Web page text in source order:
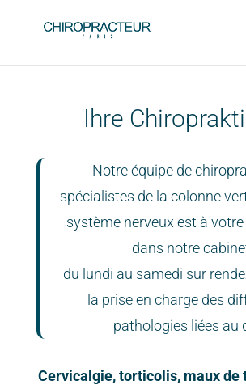
Ihre
Notre équipe de
spécialistes de la colonne
système nerveux est à
dans notre
du lundi au samedi sur
la prise en charge des
pathologies liées au
Cervicalgie, torticolis, maux de